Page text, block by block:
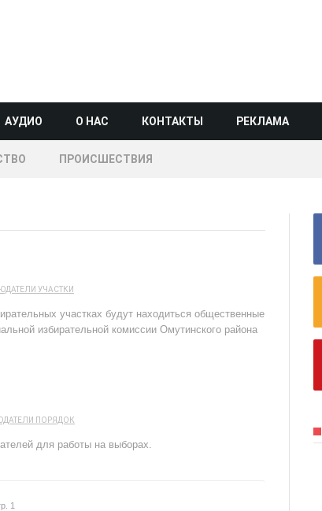
АУДИО О НАС КОНТАКТЫ РЕКЛАМА
ПРОИСШЕСТВИЯ
УЧАСТКИ
участках будут находиться общественные
избирательной комиссии Омутинского района
ПОРЯДОК
для работы на выборах.
1